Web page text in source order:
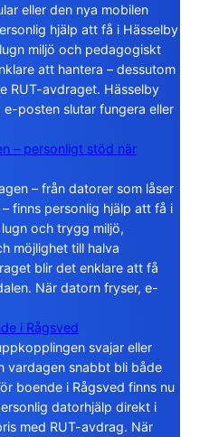
eller den nya mobilen
hjälp att få i Hässelby
miljö och pedagogiskt
att hantera – dessutom
RUT-avdraget. Hässelby
posten slutar fungera eller
– personligt stöd när
– från datorer som låser
finns personlig hjälp att få i
och trygg miljö,
möjlighet till halva
blir det enklare att få
När datorn fryser, e-
i Rågsved
svajar eller
vardagen snabbt bli både
boende i Rågsved finns nu
datorhjälp direkt i
med RUT-avdrag. När